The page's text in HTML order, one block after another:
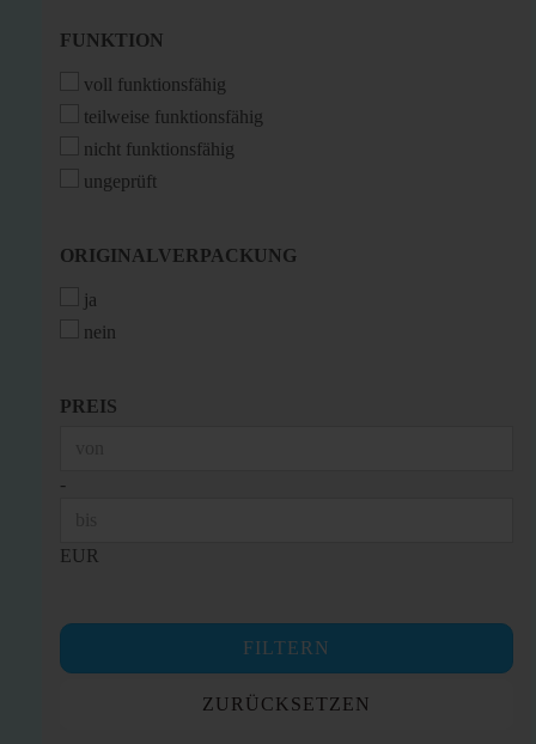
FUNKTION
FUNKTION
voll funktionsfähig
teilweise funktionsfähig
nicht funktionsfähig
ungeprüft
ORIGINALVERPACKUNG
ORIGINALVERPACKUNG
ja
nein
PREIS
PREIS
-
EUR
FILTERN
ZURÜCKSETZEN